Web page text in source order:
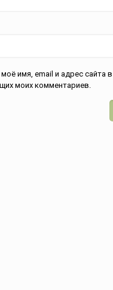
имя, email и адрес сайта
моих комментариев.